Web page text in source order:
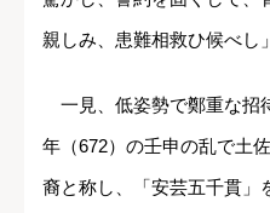
親しみ、患難相救ひ候べし
一見、低姿勢で鄭重な招
年（672）の壬申の乱で土
裔と称し、「安芸五千貫」